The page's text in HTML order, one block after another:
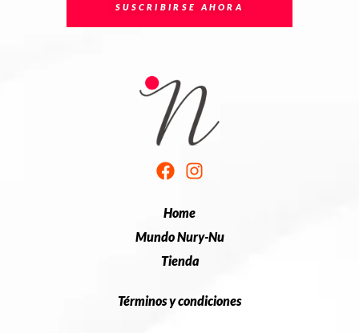
SUSCRIBIRSE AHORA
Home
Mundo Nury-Nu
Tienda
Términos y condiciones